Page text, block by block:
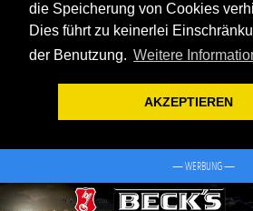
die Speicherung von Cookies
Dies führt zu keinerlei
der Benutzung. Weitere
AKZEPTIEREN
— WERBUNG —